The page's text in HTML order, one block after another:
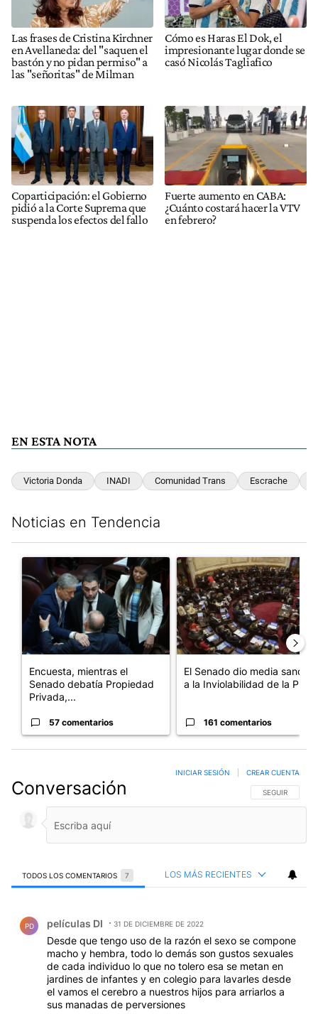
Las frases de Cristina Kirchner
en Avellaneda: del "saquen el
bastón y no pidan permiso" a
las "señoritas" de Milman
Cómo es Haras El Dok, el
impresionante lugar donde se
casó Nicolás Tagliafico
Coparticipación: el Gobierno
pidió a la Corte Suprema que
suspenda los efectos del fallo
Fuerte aumento en CABA:
¿Cuánto costará hacer la VTV
en febrero?
EN ESTA NOTA
Victoria Donda INADI Comunidad Trans Escrache
Noticias en Tendencia
Un artículo de tendencia con el título "Encuesta, mientras el
Encuesta, mientras el
Senado debatía Propiedad
Privada,...
57 comentarios
Un artículo de tendencia con
El Senado dio media sanción
a la Inviolabilidad de la P...
161 comentarios
Conversación SIGA ESTA
SEGUIR
INICIAR SESIÓN CREAR CUENTA
TODOS LOS COMENTARIOS 7 LOS MÁS RECIENTES
PD películas DI 31 DE DICIEMBRE DE 2022
Desde que tengo uso de la razón el sexo se compone
macho y hembra, todo lo demás son gustos sexuales
de cada individuo lo que no tolero esa se metan en
jardines de infantes y en colegio para lavarles desde
el vamos el cerebro a nuestros hijos para arriarlos a
sus manadas de perversiones